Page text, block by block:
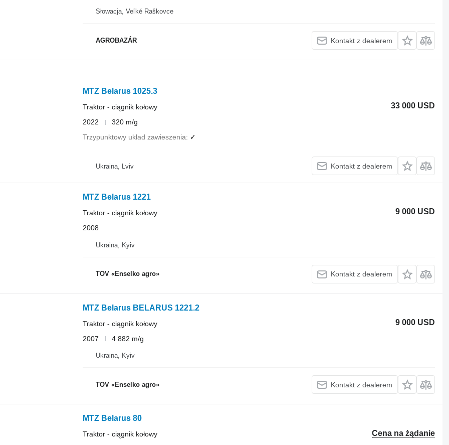
Słowacja, Veľké Raškovce
AGROBAZÁR Kontakt z dealerem
MTZ Belarus 1025.3
33 000 USD
Traktor - ciągnik kołowy
2022
320 m/g
Trzypunktowy układ zawieszenia
✓
Ukraina, Lviv Kontakt z dealerem
MTZ Belarus 1221
9 000 USD
Traktor - ciągnik kołowy
2008
Ukraina, Kyiv
TOV «Enselko agro» Kontakt z dealerem
MTZ Belarus BELARUS 1221.2
9 000 USD
Traktor - ciągnik kołowy
2007
4 882 m/g
Ukraina, Kyiv
TOV «Enselko agro» Kontakt z dealerem
MTZ Belarus 80
Cena na żądanie
Traktor - ciągnik kołowy